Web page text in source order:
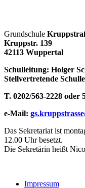
Grundschule
Kruppstr. 139
42113 Wuppertal
Schulleitung: Holger
Stellvertretende
T. 0202/563-2228 oder
e-Mail:
Das Sekretariat ist
12.00 Uhr besetzt.
Die Sekretärin heißt
Impressum